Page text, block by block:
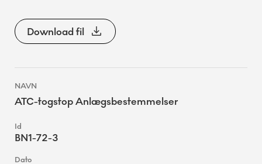
Download fil
ATC-togstop Anlægsbestemmelser
BN1-72-3